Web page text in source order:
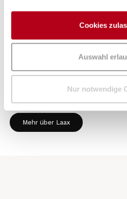
Cookies
Auswahl
Nur notwendige
jede Aktivität die perfekte
Metern Höhe entdeckst du die
überwindest deine Grenzen.
Mehr über Laax